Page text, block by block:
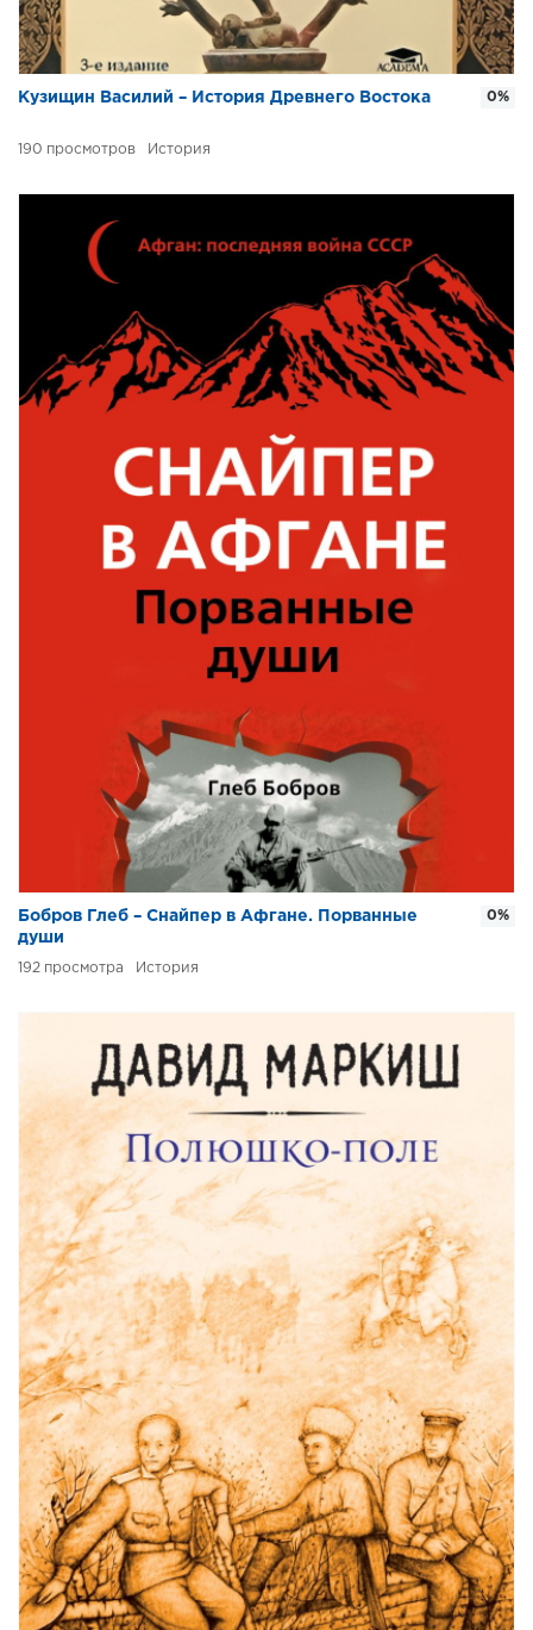
Кузищин Василий – История Древнего Востока
190 История
0%
Бобров Глеб – Снайпер в Афгане. Порванные
души
192 История
0%